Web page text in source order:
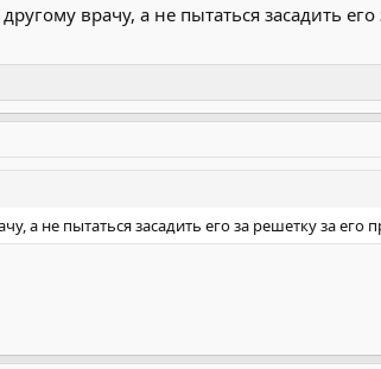
врачу, а не пытаться засадить его
а не пытаться засадить его за решетку за его